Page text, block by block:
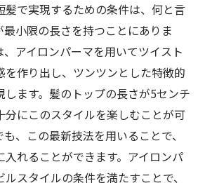
髪で実現するための条件は、何と言
最小限の長さを持つことにありま
アイロンパーマを用いてツイスト
を作り出し、ツンツンとした特徴的
します。髪のトップの長さが5センチ
分にこのスタイルを楽しむことが可
、この最新技法を用いることで、
入れることができます。アイロンパ
スタイルの条件を満たすことで、